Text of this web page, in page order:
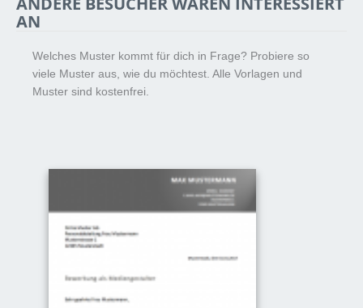
AN
Welches Muster kommt für dich in Frage? Probiere so
viele Muster aus, wie du möchtest. Alle Vorlagen und
Muster sind kostenfrei.